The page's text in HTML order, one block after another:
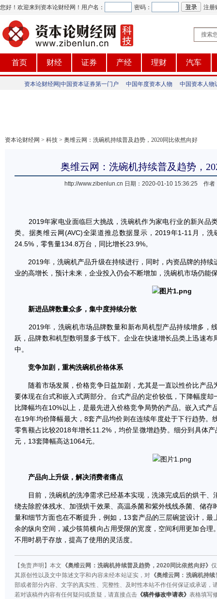
您好！欢迎来到资本论财经网！ 用户名： 密码： 注册
首页 财经 证券 产经 理财 汽车
资本论财经网|中国资本证券第一门户 中国年度资本人物 中国资本人物
资本论财经网 > 科技 > 奥维云网：洗碗机持续普及趋势，2020同比依然向好
奥维云网：洗碗机持续普及趋势，
http://www.zibenlun.cn 日期：2020-01-10 15:36:25 作
2019年家电业面临巨大挑战，洗碗机作为家电行业的新兴品
类。据奥维云网(AVC)全渠道推总数据显示，2019年1-11月，
24.5%，零售量134.8万台，同比增长23.9%。
2019年，洗碗机产品升级在持续进行，同时，内资品牌的持续
业的高增长，预计未来，企业投入仍会不断增加，洗碗机市场仍能
新进品牌数量众多，集中度持续分散
2019年，洗碗机市场品牌数量和新布局机型产品持续增多，
跃，品牌数和机型数明显多于线下。企业在快速增长品类上迅速
中。
竞争加剧，重构洗碗机价格体系
随着市场发展，价格竞争日益加剧，尤其是一直以性价比产品
要体现在台式和嵌入式两部分。台式产品的定价较低，下降幅度
比降幅均在10%以上，是最先进入价格竞争局势的产品。嵌入式产
在19年均价降幅最大，8套产品均价则在连续年度处于下行趋势。
零售额占比较2018年增长11.2%，均价呈微增趋势。细分到具体
元，13套降幅高达1064元。
产品向上升级，解决消费者痛点
目前，洗碗机的洗净需求已经基本实现，洗涤完成后的烘干、
绕去除腔体残水、加强烘干效果、高温杀菌和紫外线线杀菌、储存
量和细节方面也在不断提升，例如，13套产品的三层碗篮设计，
余的纵向空间，减少筷筒横向占用受限的宽度，空间利用更加合理
不用时易于存放，提高了使用的灵活度。
【免责声明】本文 《奥维云网：洗碗机持续普及趋势，2020同比依然向好》
其原创性以及文中陈述文字和内容未经本站证实，对 《奥维云网：洗碗机持
部或者部分内容、文字的真实性、完整性、及时性本站不作任何保证或承诺，
若对该稿件内容有任何疑问或质疑，请直接点击《稿件修改申请表》表格填写